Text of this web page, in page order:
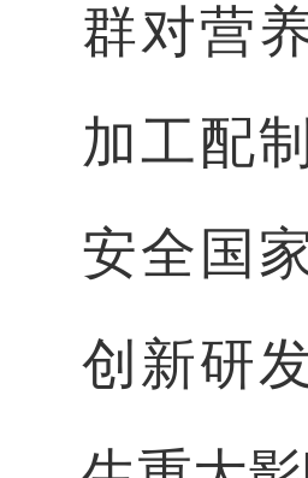
群对营
加工配
安全国
创新研